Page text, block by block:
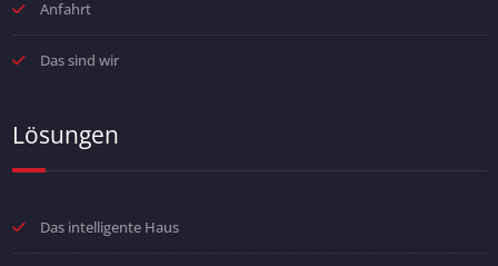
Anfahrt
Das sind wir
Lösungen
Das intelligente Haus